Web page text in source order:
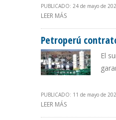
PUBLICADO: 24 de mayo de
LEER MÁS
Petroperú
El
PUBLICADO: 11 de mayo de
LEER MÁS